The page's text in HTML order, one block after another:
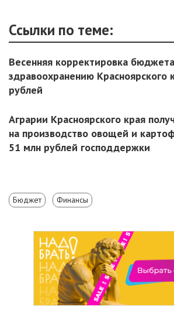
Ссылки по теме:
Весенняя корректировка
здравоохранению Красноярского
рублей
Аграрии Красноярского края
на производство овощей и
51 млн рублей господдержки
Бюджет Финансы